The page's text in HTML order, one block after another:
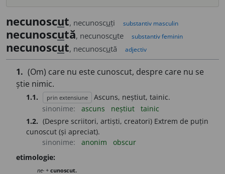
necunoscut, necunoscuți substantiv masculin
necunoscută, necunoscute substantiv feminin
necunoscut, necunoscută adjectiv
1. (Om) care nu este cunoscut, despre care nu se
știe nimic.
1.1. prin extensiune
Ascuns, neștiut, tainic.
sinonime:
ascuns neștiut
tainic
1.2. (Despre scriitori, artiști, creatori) Extrem de puțin
cunoscut (și apreciat).
sinonime:
anonim
obscur
etimologie:
ne- + cunoscut.